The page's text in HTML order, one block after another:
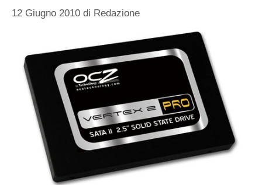
12 Giugno 2010 di Redazione